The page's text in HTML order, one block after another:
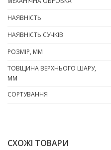
НАЯВНІСТЬ
НАЯВНІСТЬ СУЧКІВ
РОЗМІР, ММ
ТОВЩИНА ВЕРХНЬОГО ШАРУ,
ММ
СОРТУВАННЯ
СХОЖІ ТОВАРИ